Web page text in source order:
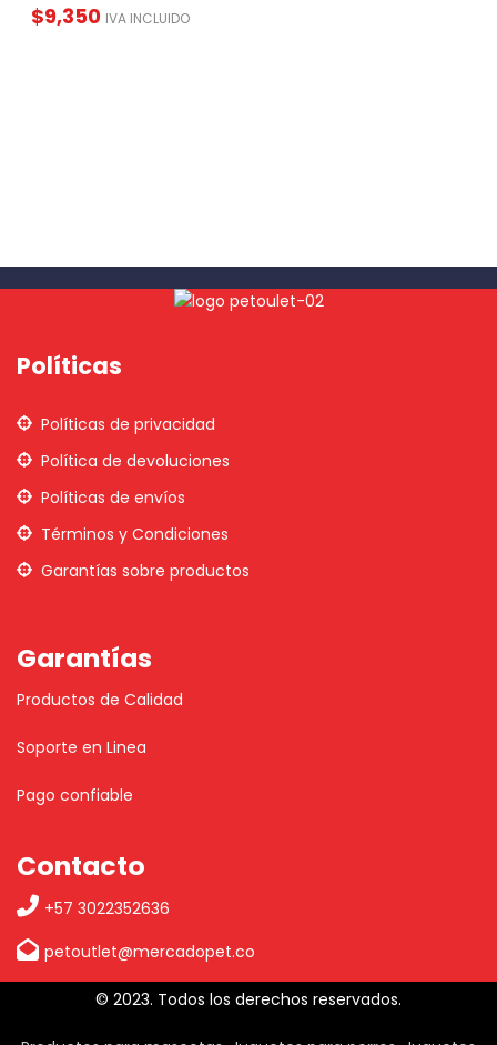
$9,350 IVA INCLUIDO
Políticas
Políticas de privacidad
Política de devoluciones
Políticas de envíos
Términos y Condiciones
Garantías sobre productos
Garantías
Productos de Calidad
Soporte en Linea
Pago confiable
Contacto
+57 3022352636
petoutlet@mercadopet.co
© 2023. Todos los derechos reservados.